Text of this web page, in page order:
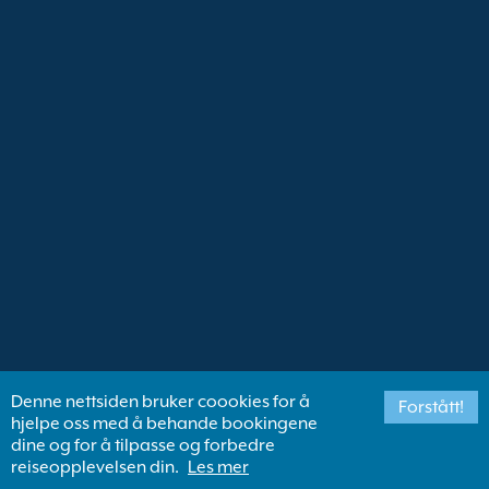
Denne nettsiden bruker coookies for å
hjelpe oss med å behande bookingene
dine og for å tilpasse og forbedre
reiseopplevelsen din. Les mer
Forstått!